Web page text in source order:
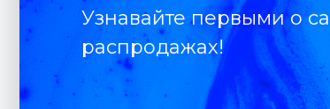
Узнавайте первыми о
распродажах!